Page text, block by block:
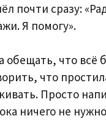
почти сразу:
Я помогу».
обещать, что всё
что
Просто
ничего не